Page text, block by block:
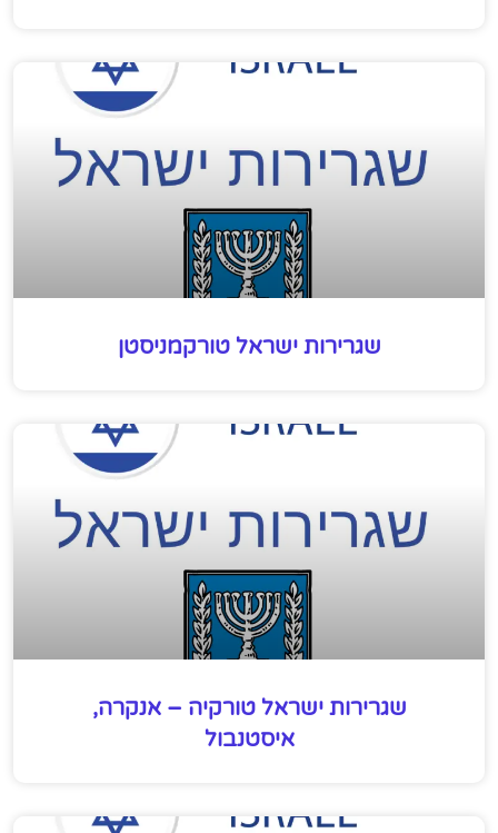
שגרירות ישראל טורקמניסטן
שגרירות ישראל טורקיה – אנקרה,
איסטנבול